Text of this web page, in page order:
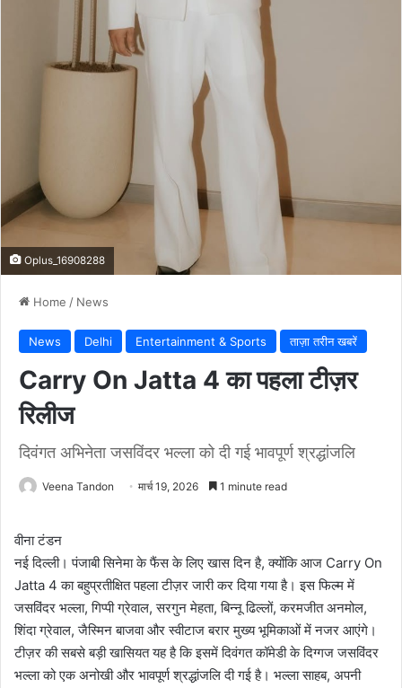
Oplus_16908288
Home / News
News Delhi Entertainment & Sports ताज़ा तरीन खबरें
Carry On Jatta 4 का पहला टीज़र
रिलीज
दिवंगत अभिनेता जसविंदर भल्ला को दी गई भावपूर्ण श्रद्धांजलि
Veena Tandon मार्च 19, 2026 1 minute read
वीना टंडन
नई दिल्ली। पंजाबी सिनेमा के फैंस के लिए खास दिन है, क्योंकि आज Carry On
Jatta 4 का बहुप्रतीक्षित पहला टीज़र जारी कर दिया गया है। इस फिल्म में
जसविंदर भल्ला, गिप्पी ग्रेवाल, सरगुन मेहता, बिन्नू ढिल्लों, करमजीत अनमोल,
शिंदा ग्रेवाल, जैस्मिन बाजवा और स्वीटाज बरार मुख्य भूमिकाओं में नजर आएंगे।
टीज़र की सबसे बड़ी खासियत यह है कि इसमें दिवंगत कॉमेडी के दिग्गज जसविंदर
भल्ला को एक अनोखी और भावपूर्ण श्रद्धांजलि दी गई है। भल्ला साहब, अपनी